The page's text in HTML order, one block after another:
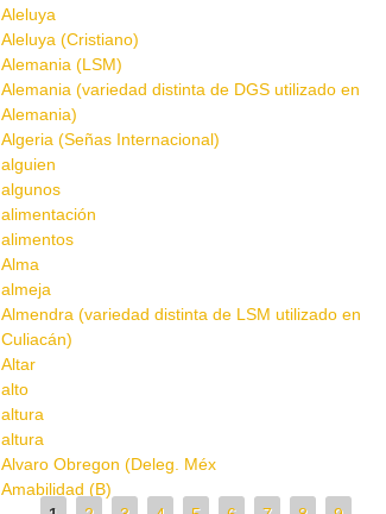
Aleluya
Aleluya (Cristiano)
Alemania (LSM)
Alemania (variedad distinta de DGS utilizado en
Alemania)
Algeria (Señas Internacional)
alguien
algunos
alimentación
alimentos
Alma
almeja
Almendra (variedad distinta de LSM utilizado en
Culiacán)
Altar
alto
altura
altura
Alvaro Obregon (Deleg. Méx
Amabilidad (B)